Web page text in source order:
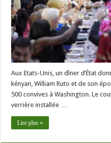
Aux Etats-Unis, un dîner d’État
kényan, William Ruto et de son
500 convives à Washington. Le
verrière installée …
Lire plus »